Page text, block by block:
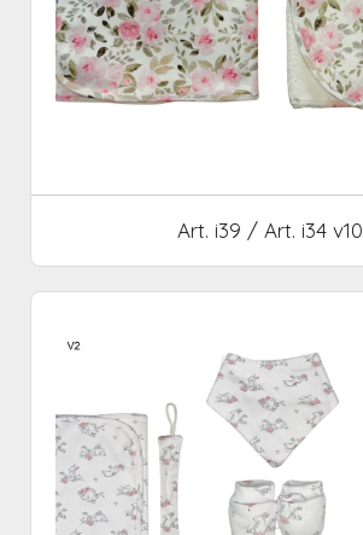
Art. i39 / Art. i34 v10